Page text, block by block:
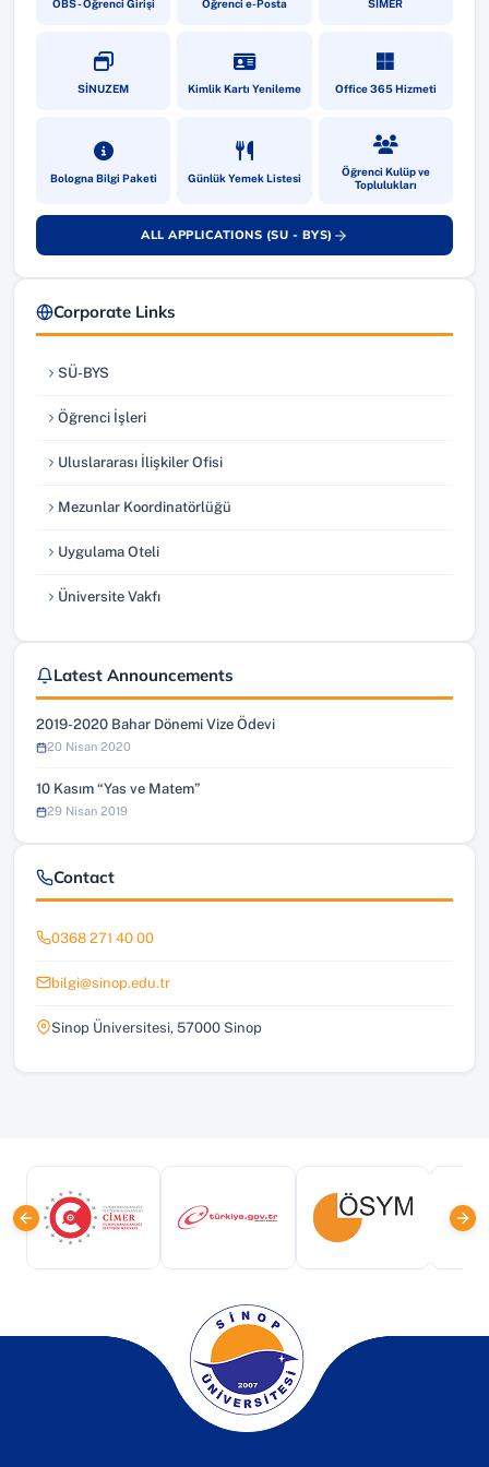
OBS - Öğrenci Girişi Öğrenci e-Posta SİMER
SİNUZEM(yeni sekmede açılır)Kimlik Kartı Yenileme(yeni sekmede açılır)Office 365 Hizmeti
(yeni sekmede
Bologna Bilgi Paketi(yeni sekmede açılır)Günlük Yemek Listesi(yeni sekmede açılır)Öğrenci Kulüp ve
Toplulukları
(yeni sekmede
ALL APPLICATIONS (SU - BYS)
(yeni sekmede açılır)
Corporate Links
SÜ-BYS
(yeni sekmede açılır)
Öğrenci İşleri
(yeni sekmede açılır)
Uluslararası İlişkiler Ofisi
(yeni sekmede açılır)
Mezunlar Koordinatörlüğü
(yeni sekmede açılır)
Uygulama Oteli
(yeni sekmede açılır)
Üniversite Vakfı
(yeni sekmede açılır)
Latest Announcements
2019-2020 Bahar Dönemi Vize Ödevi
20 Nisan 2020
10 Kasım “Yas ve Matem”
29 Nisan 2019
Contact
0368 271 40 00
bilgi@sinop.edu.tr
Sinop Üniversitesi, 57000 Sinop
(yeni sekmede açılır)(yeni sekmede açılır)(yeni sekmede
(yeni sekmede açılır)